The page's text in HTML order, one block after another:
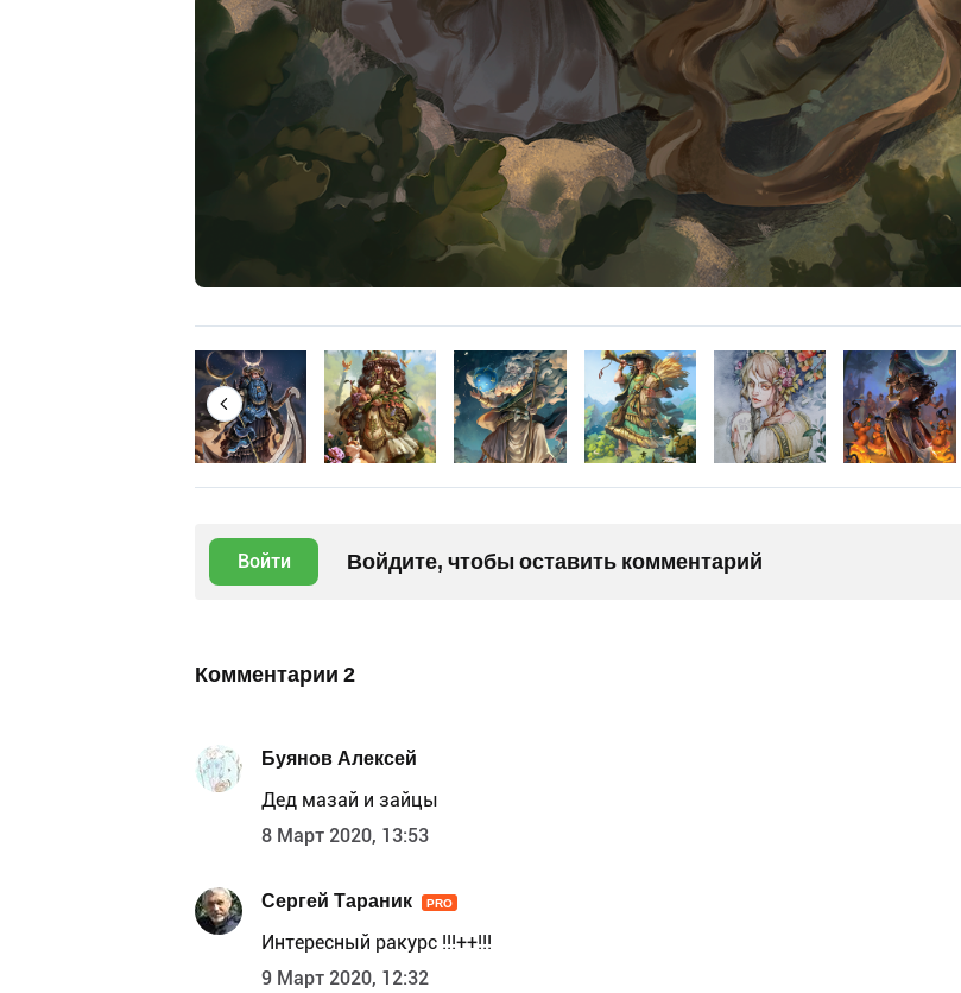
Войти Войдите, чтобы оставить комментарий
Комментарии 2
Буянов Алексей
Дед мазай и зайцы
8 Март 2020, 13:53
Сергей Тараник PRO
Интересный ракурс !!!++!!!
9 Март 2020, 12:32